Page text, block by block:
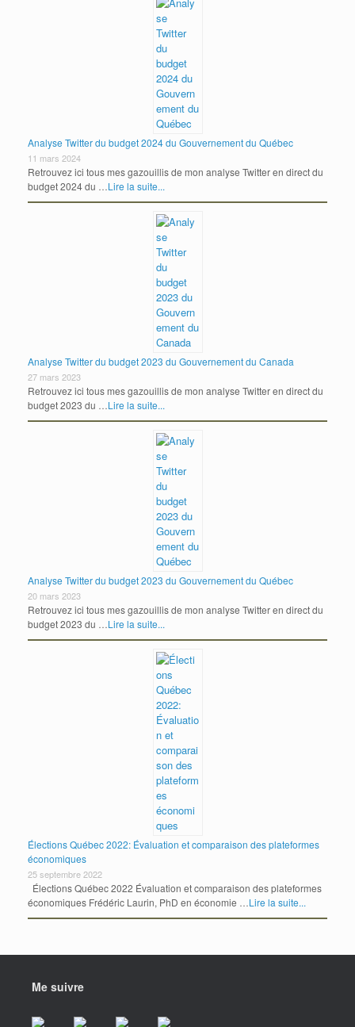
Analyse Twitter du budget 2024 du Gouvernement du Québec
11 mars 2024
Retrouvez ici tous mes gazouillis de mon analyse Twitter en direct du
budget 2024 du …Lire la suite...
Analyse Twitter du budget 2023 du Gouvernement du Canada
27 mars 2023
Retrouvez ici tous mes gazouillis de mon analyse Twitter en direct du
budget 2023 du …Lire la suite...
Analyse Twitter du budget 2023 du Gouvernement du Québec
20 mars 2023
Retrouvez ici tous mes gazouillis de mon analyse Twitter en direct du
budget 2023 du …Lire la suite...
Élections Québec 2022: Évaluation et comparaison des plateformes
économiques
25 septembre 2022
Élections Québec 2022 Évaluation et comparaison des plateformes
économiques Frédéric Laurin, PhD en économie …Lire la suite...
Me suivre